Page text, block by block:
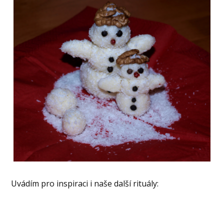
Uvádím pro inspiraci i naše další rituály: